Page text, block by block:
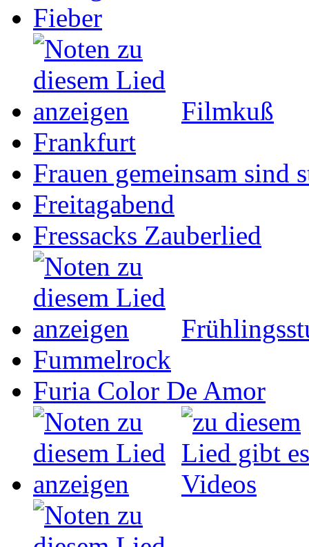
Fieber
Filmkuß
Frankfurt
Frauen gemeinsam sind
Freitagabend
Fressacks Zauberlied
Fummelrock
Furia Color De Amor